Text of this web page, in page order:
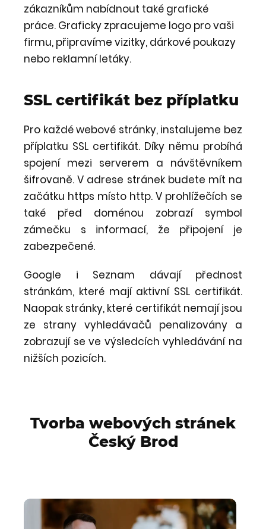
zákazníkům nabídnout také grafické
práce. Graficky zpracujeme logo pro vaši
firmu, připravíme vizitky, dárkové poukazy
nebo reklamní letáky.
SSL certifikát bez příplatku
Pro každé webové stránky, instalujeme bez
příplatku SSL certifikát. Díky němu probíhá
spojení mezi serverem a návštěvníkem
šifrovaně. V adrese stránek budete mít na
začátku https místo http. V prohlížečích se
také před doménou zobrazí symbol
zámečku s informací, že připojení je
zabezpečené.
Google i Seznam dávají přednost
stránkám, které mají aktivní SSL certifikát.
Naopak stránky, které certifikát nemají jsou
ze strany vyhledávačů penalizovány a
zobrazují se ve výsledcích vyhledávání na
nižších pozicích.
Tvorba webových stránek
Český Brod